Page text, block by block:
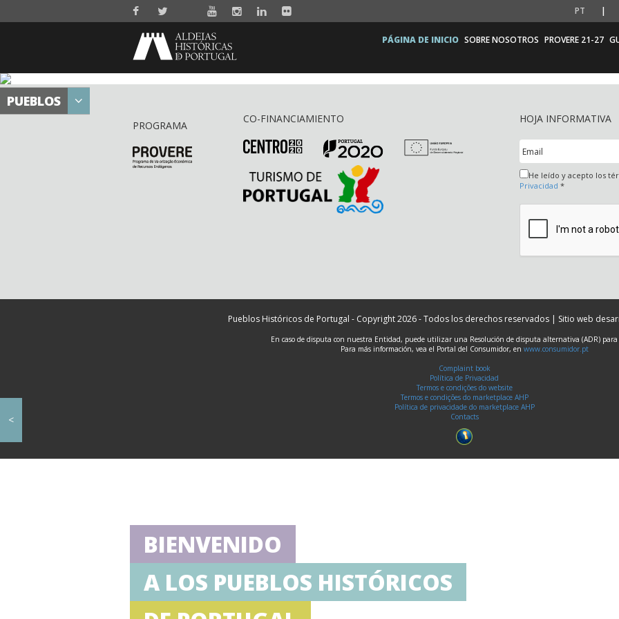
PT
PÁGINA DE INICIO SOBRE NOSOTROS PROVERE 21-27
PUEBLOS
<
BIENVENIDO
A LOS PUEBLOS HISTÓRICOS
PROGRAMA
CO-FINANCIAMIENTO HOJA INFORMATIVA
He leído y acepto los
Privacidad *
Pueblos Históricos de Portugal - Copyright 2026 - Todos los derechos reservados | Sitio web
En caso de disputa con nuestra Entidad, puede utilizar una Resolución de disputa alternativa (ADR) para
Para más información, vea el Portal del Consumidor, en www.consumidor.pt
Complaint book
Política de Privacidad
Termos e condições do website
Termos e condições do marketplace AHP
Política de privacidade do marketplace AHP
Contacts